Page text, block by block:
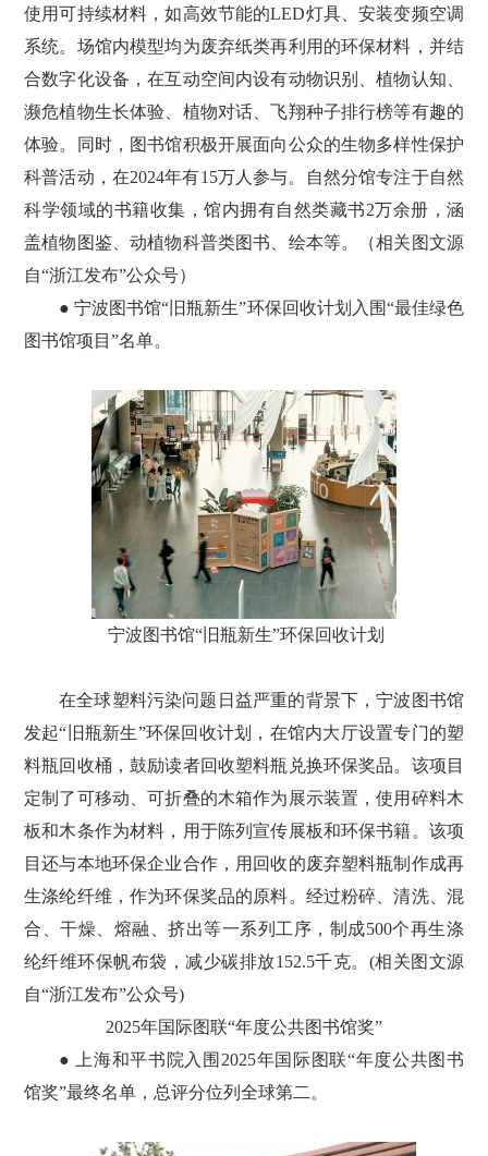
使用可持续材料，如高效节能的LED灯具、安装变频空调
系统。场馆内模型均为废弃纸类再利用的环保材料，并结
合数字化设备，在互动空间内设有动物识别、植物认知、
濒危植物生长体验、植物对话、飞翔种子排行榜等有趣的
体验。同时，图书馆积极开展面向公众的生物多样性保护
科普活动，在2024年有15万人参与。自然分馆专注于自然
科学领域的书籍收集，馆内拥有自然类藏书2万余册，涵
盖植物图鉴、动植物科普类图书、绘本等。（相关图文源
自“浙江发布”公众号）
● 宁波图书馆“旧瓶新生”环保回收计划入围“最佳绿色
图书馆项目”名单。
宁波图书馆“旧瓶新生”环保回收计划
在全球塑料污染问题日益严重的背景下，宁波图书馆
发起“旧瓶新生”环保回收计划，在馆内大厅设置专门的塑
料瓶回收桶，鼓励读者回收塑料瓶兑换环保奖品。该项目
定制了可移动、可折叠的木箱作为展示装置，使用碎料木
板和木条作为材料，用于陈列宣传展板和环保书籍。该项
目还与本地环保企业合作，用回收的废弃塑料瓶制作成再
生涤纶纤维，作为环保奖品的原料。经过粉碎、清洗、混
合、干燥、熔融、挤出等一系列工序，制成500个再生涤
纶纤维环保帆布袋，减少碳排放152.5千克。(相关图文源
自“浙江发布”公众号)
2025年国际图联“年度公共图书馆奖”
● 上海和平书院入围2025年国际图联“年度公共图书
馆奖”最终名单，总评分位列全球第二。